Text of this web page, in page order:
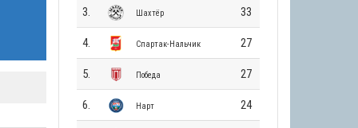
3. Шахтёр 33
4. Спартак-Нальчик 27
5. Победа 27
6. Нарт 24